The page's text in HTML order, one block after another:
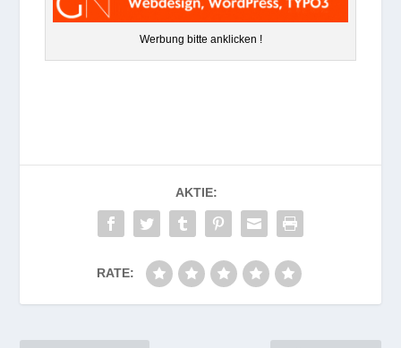
Wer­bung bitte anklicken !
AKTIE:
RATE: